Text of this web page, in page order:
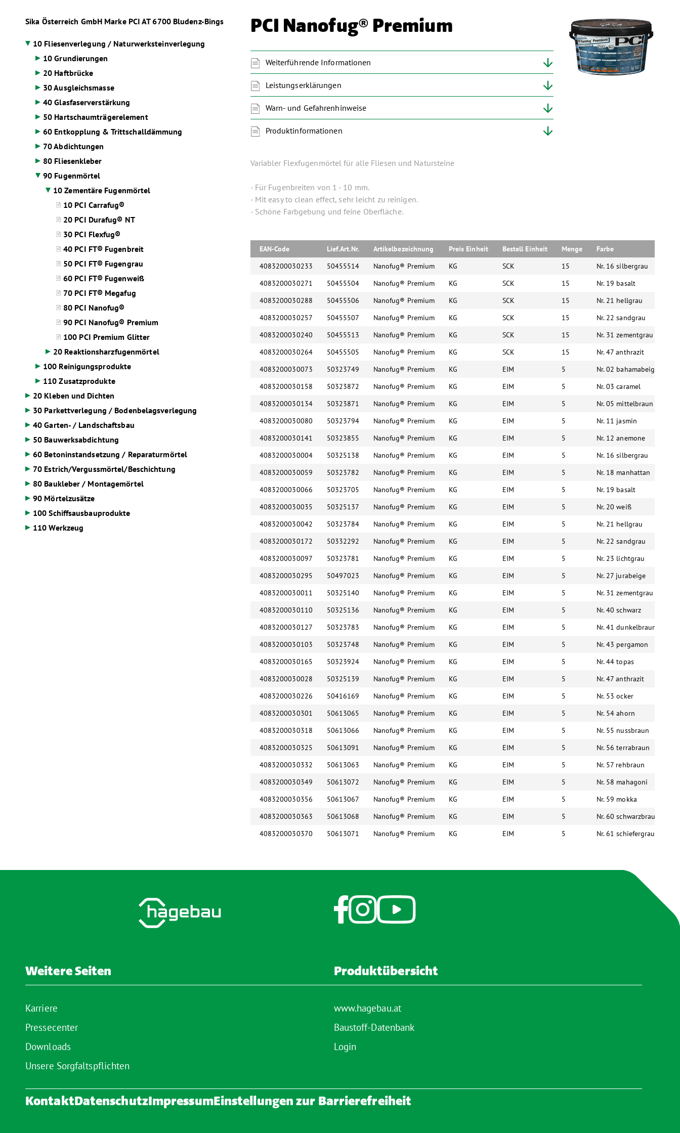
Sika Österreich GmbH Marke PCI AT 6700 Bludenz-Bings
10 Fliesenverlegung / Naturwerksteinverlegung
10 Grundierungen
20 Haftbrücke
30 Ausgleichsmasse
40 Glasfaserverstärkung
50 Hartschaumträgerelement
60 Entkopplung & Trittschalldämmung
70 Abdichtungen
80 Fliesenkleber
90 Fugenmörtel
10 Zementäre Fugenmörtel
10 PCI Carrafug®
20 PCI Durafug® NT
30 PCI Flexfug®
40 PCI FT® Fugenbreit
50 PCI FT® Fugengrau
60 PCI FT® Fugenweiß
70 PCI FT® Megafug
80 PCI Nanofug®
90 PCI Nanofug® Premium
100 PCI Premium Glitter
20 Reaktionsharzfugenmörtel
100 Reinigungsprodukte
110 Zusatzprodukte
20 Kleben und Dichten
30 Parkettverlegung / Bodenbelagsverlegung
40 Garten- / Landschaftsbau
50 Bauwerksabdichtung
60 Betoninstandsetzung / Reparaturmörtel
70 Estrich/Vergussmörtel/Beschichtung
80 Baukleber / Montagemörtel
90 Mörtelzusätze
100 Schiffsausbauprodukte
110 Werkzeug
PCI Nanofug® Premium
Weiterführende Informationen
Leistungserklärungen
Warn- und Gefahrenhinweise
Produktinformationen
Variabler Flexfugenmörtel für alle Fliesen und Natursteine
- Für Fugenbreiten von 1 - 10 mm.
- Mit easy to clean effect, sehr leicht zu reinigen.
- Schöne Farbgebung und feine Oberfläche.
- Feine, geschmeidige Konsistenz und komfortable Verarbeitung.
- Geeignet für alle Fliesen.
- Früh begehbar (nach 2 Std.).
- Hohe Abriebfestigkeit CG2 WA DIN EN 13888.
- Anwendungsbereiche: innen, außen, Boden, Wand.
EAN-Code Lief.Art.Nr. Artikelbezeichnung Preis Einheit Bestell Einheit Menge Farbe
4083200030233
50455514 Nanofug® Premium KG SCK 15 Nr. 16 silbergrau
4083200030271
50455504 Nanofug® Premium KG SCK 15 Nr. 19 basalt
4083200030288
50455506 Nanofug® Premium KG SCK 15 Nr. 21 hellgrau
4083200030257
50455507 Nanofug® Premium KG SCK 15 Nr. 22 sandgrau
4083200030240
50455513 Nanofug® Premium KG SCK 15 Nr. 31 zementgrau
4083200030264
50455505 Nanofug® Premium KG SCK 15 Nr. 47 anthrazit
4083200030073
50323749 Nanofug® Premium KG EIM 5 Nr. 02 bahamabeige
4083200030158
50323872 Nanofug® Premium KG EIM 5 Nr. 03 caramel
4083200030134
50323871 Nanofug® Premium KG EIM 5 Nr. 05 mittelbraun
4083200030080
50323794 Nanofug® Premium KG EIM 5 Nr. 11 jasmin
4083200030141
50323855 Nanofug® Premium KG EIM 5 Nr. 12 anemone
4083200030004
50325138 Nanofug® Premium KG EIM 5 Nr. 16 silbergrau
4083200030059
50323782 Nanofug® Premium KG EIM 5 Nr. 18 manhattan
4083200030066
50323705 Nanofug® Premium KG EIM 5 Nr. 19 basalt
4083200030035
50325137 Nanofug® Premium KG EIM 5 Nr. 20 weiß
4083200030042
50323784 Nanofug® Premium KG EIM 5 Nr. 21 hellgrau
4083200030172
50332292 Nanofug® Premium KG EIM 5 Nr. 22 sandgrau
4083200030097
50323781 Nanofug® Premium KG EIM 5 Nr. 23 lichtgrau
4083200030295
50497023 Nanofug® Premium KG EIM 5 Nr. 27 jurabeige
4083200030011
50325140 Nanofug® Premium KG EIM 5 Nr. 31 zementgrau
4083200030110
50325136 Nanofug® Premium KG EIM 5 Nr. 40 schwarz
4083200030127
50323783 Nanofug® Premium KG EIM 5 Nr. 41 dunkelbraun
4083200030103
50323748 Nanofug® Premium KG EIM 5 Nr. 43 pergamon
4083200030165
50323924 Nanofug® Premium KG EIM 5 Nr. 44 topas
4083200030028
50325139 Nanofug® Premium KG EIM 5 Nr. 47 anthrazit
4083200030226
50416169 Nanofug® Premium KG EIM 5 Nr. 53 ocker
4083200030301
50613065 Nanofug® Premium KG EIM 5 Nr. 54 ahorn
4083200030318
50613066 Nanofug® Premium KG EIM 5 Nr. 55 nussbraun
4083200030325
50613091 Nanofug® Premium KG EIM 5 Nr. 56 terrabraun
4083200030332
50613063 Nanofug® Premium KG EIM 5 Nr. 57 rehbraun
4083200030349
50613072 Nanofug® Premium KG EIM 5 Nr. 58 mahagoni
4083200030356
50613067 Nanofug® Premium KG EIM 5 Nr. 59 mokka
4083200030363
50613068 Nanofug® Premium KG EIM 5 Nr. 60 schwarzbraun
4083200030370
50613071 Nanofug® Premium KG EIM 5 Nr. 61 schiefergrau
Weitere Seiten
Karriere
Pressecenter
Downloads
Unsere Sorgfaltspflichten
Produktübersicht
www.hagebau.at
Baustoff-Datenbank
Login
KontaktDatenschutzImpressumEinstellungen zur Barrierefreiheit